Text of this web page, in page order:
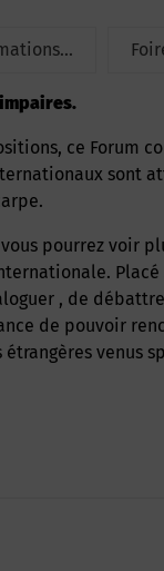
sont
, de
de pouvoir
venus